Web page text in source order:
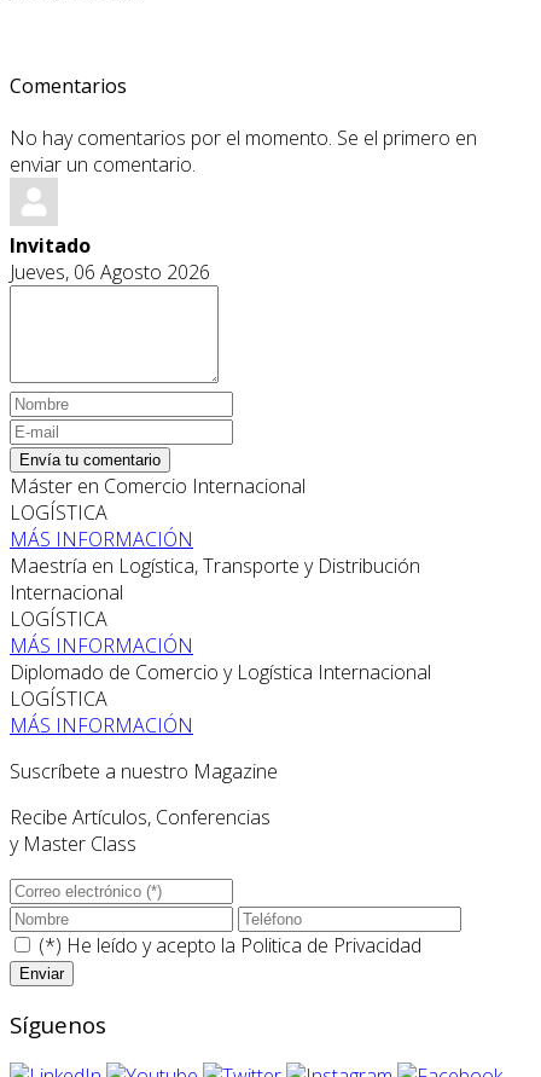
Comentarios
No hay comentarios por el momento. Se el primero en
enviar un comentario.
Invitado
Jueves, 06 Agosto 2026
Envía tu comentario
Máster en Comercio Internacional
LOGÍSTICA
MÁS INFORMACIÓN
Maestría en Logística, Transporte y Distribución
Internacional
LOGÍSTICA
MÁS INFORMACIÓN
Diplomado de Comercio y Logística Internacional
LOGÍSTICA
MÁS INFORMACIÓN
Suscríbete a nuestro Magazine
Recibe Artículos, Conferencias
y Master Class
(*) He leído y acepto la Politica de Privacidad
Síguenos